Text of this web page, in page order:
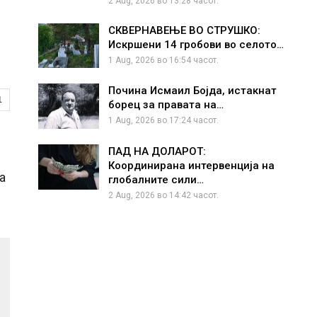
СКВЕРНАВЕЊЕ ВО СТРУШКО:
Искршени 14 гробови во селото…
1 Aug, 2026 во 16:54 часот.
Почина Исмаил Бојда, истакнат
борец за правата на…
1 Aug, 2026 во 17:24 часот.
ПАД НА ДОЛАРОТ:
Координирана интервенција на
глобалните сили…
2 Aug, 2026 во 14:42 часот.